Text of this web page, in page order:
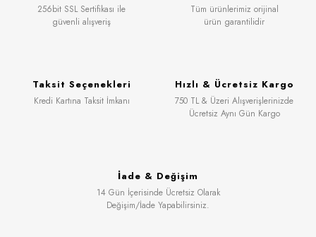
256bit SSL Sertifikası ile
güvenli alışveriş
Tüm ürünlerimiz orijinal
ürün garantilidir
Taksit Seçenekleri
Kredi Kartına Taksit İmkanı
Hızlı & Ücretsiz Kargo
750 TL & Üzeri Alışverişlerinizde
Ücretsiz Aynı Gün Kargo
İade & Değişim
14 Gün İçerisinde Ücretsiz Olarak
Değişim/İade Yapabilirsiniz.